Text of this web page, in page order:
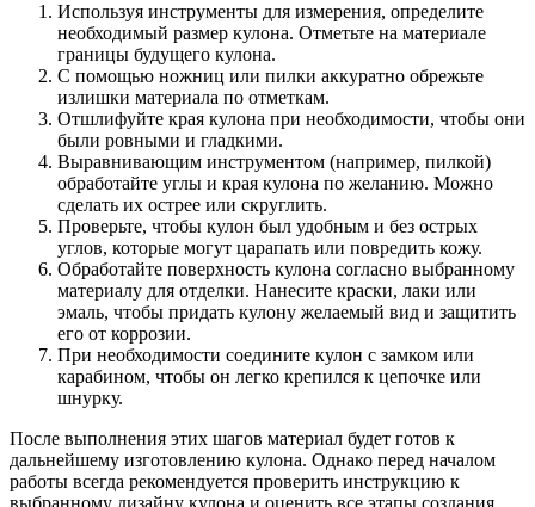
Используя инструменты для измерения, определите
необходимый размер кулона. Отметьте на материале
границы будущего кулона.
С помощью ножниц или пилки аккуратно обрежьте
излишки материала по отметкам.
Отшлифуйте края кулона при необходимости, чтобы они
были ровными и гладкими.
Выравнивающим инструментом (например, пилкой)
обработайте углы и края кулона по желанию. Можно
сделать их острее или скруглить.
Проверьте, чтобы кулон был удобным и без острых
углов, которые могут царапать или повредить кожу.
Обработайте поверхность кулона согласно выбранному
материалу для отделки. Нанесите краски, лаки или
эмаль, чтобы придать кулону желаемый вид и защитить
его от коррозии.
При необходимости соедините кулон с замком или
карабином, чтобы он легко крепился к цепочке или
шнурку.
После выполнения этих шагов материал будет готов к
дальнейшему изготовлению кулона. Однако перед началом
работы всегда рекомендуется проверить инструкцию к